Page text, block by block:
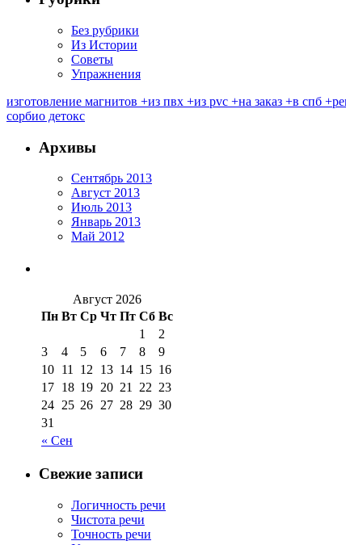
Без рубрики
Из Истории
Советы
Упражнения
изготовление магнитов +из пвх +из pvc +на заказ +в спб
сорбио детокс
Архивы
Сентябрь 2013
Август 2013
Июль 2013
Январь 2013
Май 2012
Август 2026
Пн Вт Ср Чт Пт Сб Вс
« Сен
1
2
3
4 5 6 7 8
9
10 11 12 13 14 15 16
17 18 19 20 21 22 23
24 25 26 27 28 29 30
31
Свежие записи
Логичность речи
Чистота речи
Точность речи